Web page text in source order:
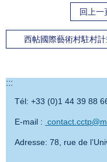
回上一
西帖國際藝術村駐村
:::
Tél: +33 (0)1 44 39 88
E-mail :
Adresse: 78, rue de